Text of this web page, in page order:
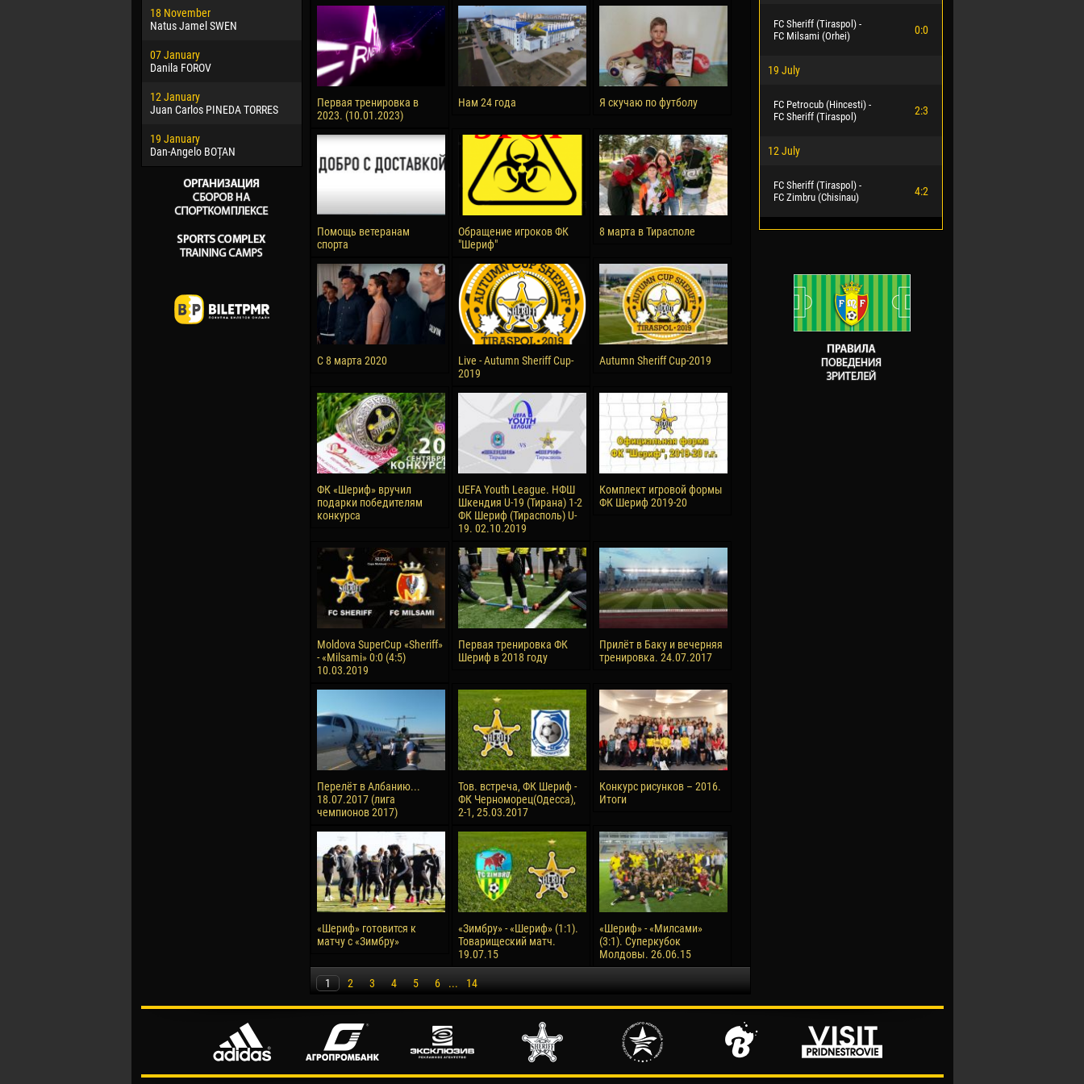
18 November
Natus Jamel SWEN
07 January
Danila FOROV
12 January
Juan Carlos PINEDA TORRES
19 January
Dan-Angelo BOȚAN
Jayder Moreno ASPRILLA
22 March
Samba KONÉ
26 March
Vitor Hugo Morais de OLIVEIRA
28 March
Raí LOPES DE OLIVEIRA
Victor CIUMAȘU
28 June
Soumaila MAGASSOUBA
10 July
Bourama FOMBA
Ivan DYULGEROV
Первая тренировка в
2023. (10.01.2023)
Нам 24 года Я скучаю по футболу
Помощь ветеранам
спорта
Обращение игроков ФК
"Шериф"
8 марта в Тирасполе
С 8 марта 2020
Live - Autumn Sheriff Cup-
2019
Autumn Sheriff Cup-2019
ФК «Шериф» вручил
подарки победителям
конкурса
UEFA Youth League. НФШ
Шкендия U-19 (Тирана) 1-2
ФК Шериф (Тирасполь) U-
19. 02.10.2019
Комплект игровой формы
ФК Шериф 2019-20
Moldova SuperCup «Sheriff»
- «Milsami» 0:0 (4:5)
10.03.2019
Первая тренировка ФК
Шериф в 2018 году
Прилёт в Баку и вечерняя
тренировка. 24.07.2017
Перелёт в Албанию...
18.07.2017 (лига
чемпионов 2017)
Тов. встреча, ФК Шериф -
ФК Черноморец(Одесса),
2-1, 25.03.2017
Конкурс рисунков – 2016.
Итоги
«Шериф» готовится к
матчу с «Зимбру»
«Зимбру» - «Шериф» (1:1).
Товарищеский матч.
19.07.15
«Шериф» - «Милсами»
(3:1). Суперкубок
Молдовы. 26.06.15
1 2 3 4 5 6 ... 14
FC Sheriff (Tiraspol) -
FC Milsami (Orhei)
0:0
19 July
FC Petrocub (Hincesti) -
FC Sheriff (Tiraspol)
2:3
12 July
FC Sheriff (Tiraspol) -
FC Zimbru (Chisinau)
4:2